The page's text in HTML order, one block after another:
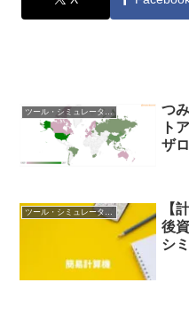
ツール・シミュレータ開発
つ
ト
ザ
【
後
シ